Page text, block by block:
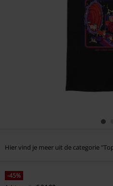
Hier vind je meer uit de categorie
-45%